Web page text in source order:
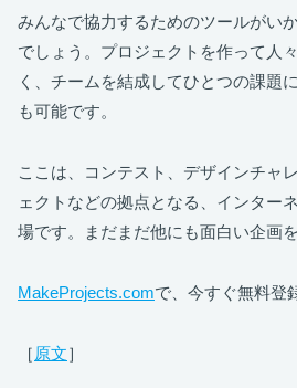
みんなで協力するためのツールがい
でしょう。プロジェクトを作って人
く、チームを結成してひとつの課題
も可能です。
ここは、コンテスト、デザインチャ
ェクトなどの拠点となる、インター
場です。まだまだ他にも面白い企画
MakeProjects.comで、今すぐ無料登
［原文］